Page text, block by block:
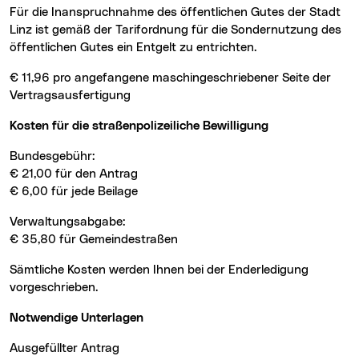
Für die Inanspruchnahme des öffentlichen Gutes der Stadt
Linz ist gemäß der Tarifordnung für die Sondernutzung des
öffentlichen Gutes ein Entgelt zu entrichten.
€ 11,96 pro angefangene maschingeschriebener Seite der
Vertragsausfertigung
Kosten für die straßenpolizeiliche Bewilligung
Bundesgebühr:
€ 21,00 für den Antrag
€ 6,00 für jede Beilage
Verwaltungsabgabe:
€ 35,80 für Gemeindestraßen
Sämtliche Kosten werden Ihnen bei der Enderledigung
vorgeschrieben.
Notwendige Unterlagen
ausgefüllter Antrag